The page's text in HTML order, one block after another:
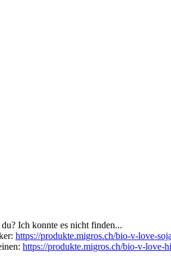
Ich konnte es nicht finden...
https://produkte.migros.ch/bio-v-love-
https://produkte.migros.ch/bio-v-love-